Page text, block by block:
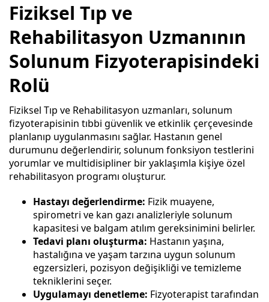
Fiziksel Tıp ve
Rehabilitasyon Uzmanının
Solunum Fizyoterapisindeki
Rolü
Fiziksel Tıp ve Rehabilitasyon uzmanları, solunum
fizyoterapisinin tıbbi güvenlik ve etkinlik çerçevesinde
planlanıp uygulanmasını sağlar. Hastanın genel
durumunu değerlendirir, solunum fonksiyon testlerini
yorumlar ve multidisipliner bir yaklaşımla kişiye özel
rehabilitasyon programı oluşturur.
Hastayı değerlendirme: Fizik muayene,
spirometri ve kan gazı analizleriyle solunum
kapasitesi ve balgam atılım gereksinimini belirler.
Tedavi planı oluşturma: Hastanın yaşına,
hastalığına ve yaşam tarzına uygun solunum
egzersizleri, pozisyon değişikliği ve temizleme
tekniklerini seçer.
Uygulamayı denetleme: Fizyoterapisttarafından